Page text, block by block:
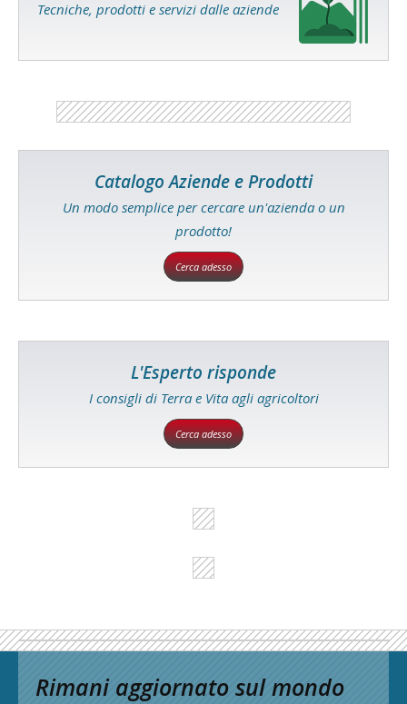
Tecniche, prodotti e servizi dalle aziende
Catalogo Aziende e Prodotti
Un modo semplice per cercare un'azienda o un
prodotto!
Cerca adesso
L'Esperto risponde
I consigli di Terra e Vita agli agricoltori
Cerca adesso
Rimani aggiornato sul mondo